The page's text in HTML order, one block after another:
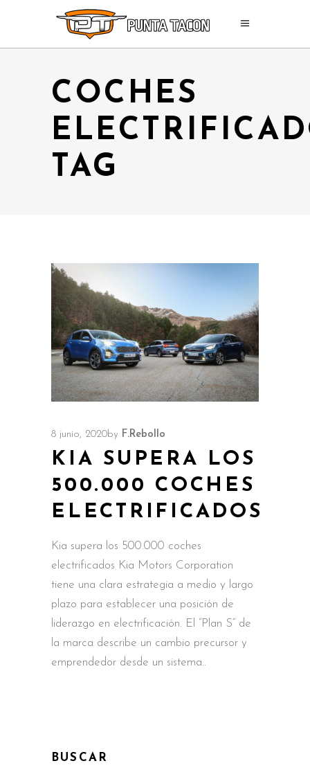
COCHES
TAG
8 junio, 2020by F.Rebollo
KIA SUPERA LOS
500.000 COCHES
ELECTRIFICADOS
Kia supera los 500.000 coches
electrificados Kia Motors Corporation
tiene una clara estrategia a medio y largo
plazo para establecer una posición de
liderazgo en electrificación. El “Plan S” de
la marca describe un cambio precursor y
emprendedor desde un sistema
BUSCAR